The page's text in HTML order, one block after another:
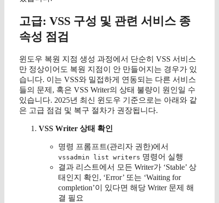
고급: VSS 구성 및 관련 서비스 종
속성 점검
윈도우 복원 지점 생성 과정에서 단순히 VSS 서비스
만 정상이어도 복원 지점이 안 만들어지는 경우가 있
습니다. 이는 VSS와 밀접하게 연동되는 다른 서비스
들의 문제, 혹은 VSS Writer의 상태 불량이 원인일 수
있습니다. 2025년 최신 윈도우 기준으로는 아래와 같
은 고급 점검 및 복구 절차가 권장됩니다.
VSS Writer 상태 확인
명령 프롬프트(관리자 권한)에서
vssadmin list writers 명령어 실행
결과 리스트에서 모든 Writer가 ‘Stable’ 상
태인지 확인, ‘Error’ 또는 ‘Waiting for
completion’이 있다면 해당 Writer 문제 해
결 필요